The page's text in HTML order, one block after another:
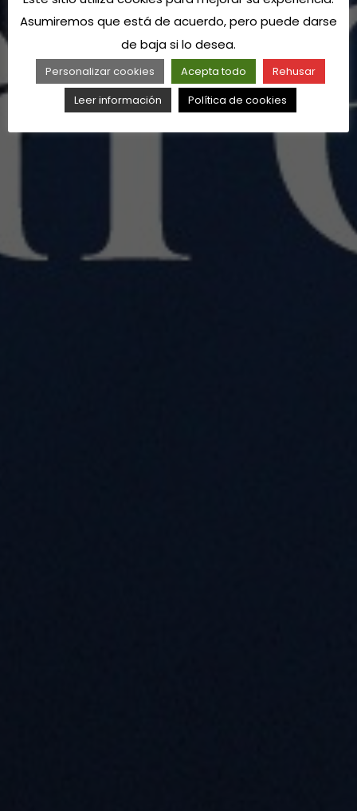
Asumiremos que está de acuerdo, pero puede darse
de baja si lo desea.
Personalizar cookies Acepta todo
Rehusar
Leer información
Política de cookies